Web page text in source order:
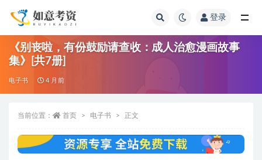
登录
《别丧啦，有份鼓励请查收：成人治愈漫画故事
集》[共7册]
电子书 4 月前
当前位置： 首页 电子书 正文